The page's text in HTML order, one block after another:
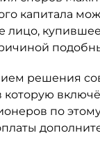
капитала
лицо,
решения
которую
по